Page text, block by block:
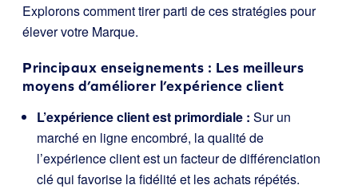
Explorons comment tirer parti de ces stratégies pour
élever votre Marque.
Principaux enseignements : Les meilleurs
moyens d’améliorer l’expérience client
L’expérience client est primordiale : Sur un
marché en ligne encombré, la qualité de
l’expérience client est un facteur de différenciation
clé qui favorise la fidélité et les achats répétés.